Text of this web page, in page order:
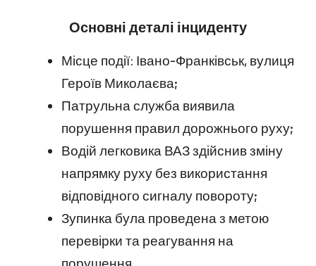
Основні деталі інциденту
Місце події: Івано-Франківськ, вулиця
Героїв Миколаєва;
Патрульна служба виявила
порушення правил дорожнього руху;
Водій легковика ВАЗ здійснив зміну
напрямку руху без використання
відповідного сигналу повороту;
Зупинка була проведена з метою
перевірки та реагування на